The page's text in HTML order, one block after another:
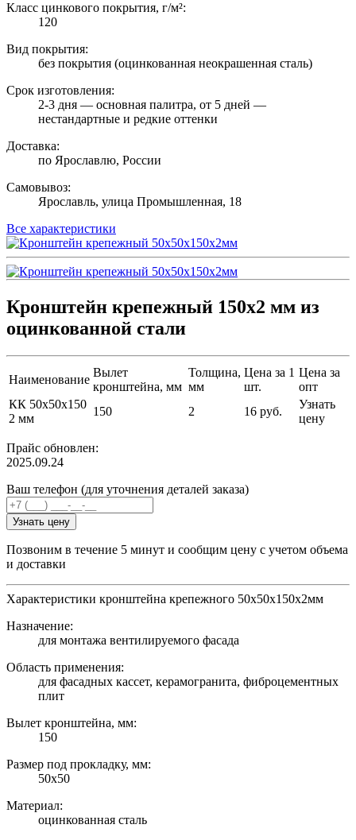
Класс цинкового покрытия, г/м²:
120
Вид покрытия:
без покрытия (оцинкованная неокрашенная сталь)
Срок изготовления:
2-3 дня — основная палитра, от 5 дней —
нестандартные и редкие оттенки
Доставка:
по Ярославлю, России
Самовывоз:
Ярославль, улица Промышленная, 18
Все характеристики
Кронштейн крепежный 150х2 мм из
оцинкованной стали
Наименование
Вылет
кронштейна, мм
Толщина,
мм
Цена за 1
шт.
Цена за
опт
КК 50х50х150
2 мм
150 2 16 руб.
Узнать
цену
Прайс обновлен:
2025.09.24
Ваш телефон (для уточнения деталей заказа)
Узнать цену
Позвоним в течение 5 минут и сообщим цену с учетом объема
и доставки
Характеристики кронштейна крепежного 50х50х150х2мм
Назначение:
для монтажа вентилируемого фасада
Область применения:
для фасадных кассет, керамогранита, фиброцементных
плит
Вылет кронштейна, мм:
150
Размер под прокладку, мм:
50х50
Материал:
оцинкованная сталь